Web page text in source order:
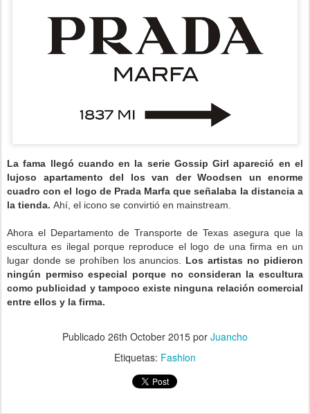
La fama llegó cuando en la serie Gossip Girl apareció en el
lujoso apartamento del los van der Woodsen un enorme
cuadro con el logo de Prada Marfa que señalaba la distancia a
la tienda. Ahí, el icono se convirtió en mainstream.
Ahora el Departamento de Transporte de Texas asegura que la
escultura es ilegal porque reproduce el logo de una firma en un
lugar donde se prohíben los anuncios. Los artistas no pidieron
ningún permiso especial porque no consideran la escultura
como publicidad y tampoco existe ninguna relación comercial
entre ellos y la firma.
Publicado 26th October 2015 por Juancho
Etiquetas: Fashion